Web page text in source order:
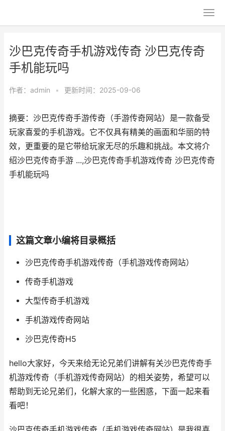
沙巴克传奇手机游戏传奇 沙巴克传奇
手机能玩吗
作者： admin • 更新时间：2025-09-06
摘要：沙巴克传奇手游传奇（手游传奇网站）是一款备受
玩家喜爱的手机游戏。它不仅具有精美的画面和华丽的特
效，更重要的是它带给玩家无尽的乐趣和挑战。本文将介
绍沙巴克传奇手游 ...,沙巴克传奇手机游戏传奇 沙巴克传奇
手机能玩吗
这篇文章小编将目录概括
沙巴克传奇手机游戏传奇（手机游戏传奇网站）
传奇手机游戏
大型传奇手机游戏
手机游戏传奇网站
沙巴克传奇H5
hello大家好，今天来给无论兄弟们讲解有关沙巴克传奇手
机游戏传奇（手机游戏传奇网站）的相关姿势，希望可以
帮助到无论兄弟们，化解大家的一些困惑，下面一起来看
看吧！